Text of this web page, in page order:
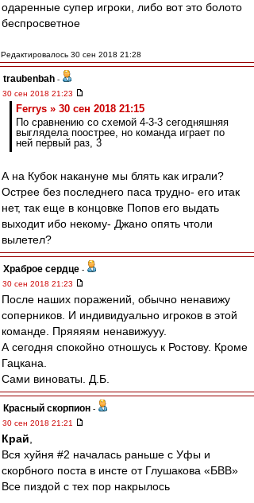
одаренные супер игроки, либо вот это болото
беспросветное
Редактировалось 30 сен 2018 21:28
traubenbah -
30 сен 2018 21:23
Ferrys » 30 сен 2018 21:15
По сравнению со схемой 4-3-3 сегодняшняя
выглядела поострее, но команда играет по
ней первый раз, 3
А на Кубок накануне мы блять как играли?
Острее без последнего паса трудно- его итак
нет, так еще в концовке Попов его выдать
выходит ибо некому- Джано опять чтоли
вылетел?
Храброе сердце -
30 сен 2018 21:23
После наших поражений, обычно ненавижу
соперников. И индивидуально игроков в этой
команде. Пряяяям ненавижууу.
А сегодня спокойно отношусь к Ростову. Кроме
Гацкана.
Сами виноваты. Д.Б.
Красный скорпион -
30 сен 2018 21:21
Край
Вся хуйня #2 началась раньше с Уфы и
скорбного поста в инсте от Глушакова «БВВ»
Все пиздой с тех пор накрылось